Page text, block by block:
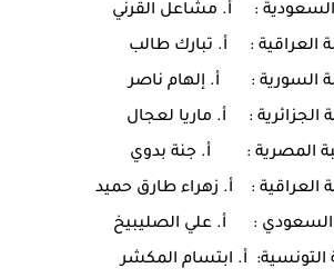
السعودية : أ. مشاعل القرني
العراقية : أ. تبارك طالب
السورية : أ. إلهام ناصر
الجزائرية : أ. ماريا لعجال
المصرية : أ. جنة بدوي
العراقية : أ. زهراء طارق حميد
السعودي : أ. علي الصليبيخ
التونسية: أ. ابتسام المكشر